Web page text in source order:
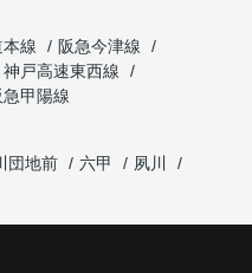
を選ばれました。
の通勤・通学時間が短く
線
阪急今津線
神戸高速東西線
急甲陽線
団地前 六甲
夙川